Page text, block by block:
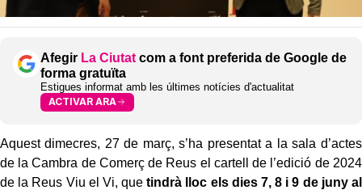
Afegir La Ciutat com a font preferida de Google de
forma gratuïta
Estigues informat amb les últimes notícies d'actualitat
ACTIVAR ARA
Aquest dimecres, 27 de març, s’ha presentat a la sala d’actes
de la Cambra de Comerç de Reus el cartell de l’edició de 2024
de la Reus Viu el Vi, quetindrà lloc els dies 7, 8 i 9 de juny al